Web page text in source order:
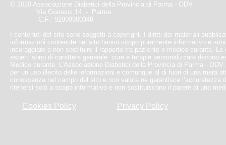
© 2020 Associazione Diabetici della Provincia di Parma - ODV
Via Gramsci,14 - Parma
C.F.: 92009900348
I contenuti del sito sono soggetti a copyright. I diritti dei materiali
informazioni contenute nel sito hanno scopo puramente informativo e
incoraggiare e non sostituire il rapporto tra paziente e medico curante.
esperti sono di carattere generale: cure e terapie personalizzate devono
Medico curante. L'Associazione Diabetici della Provincia di Parma -
per un uso illecito delle informazioni e comunque al di fuori di una mera
conoscenza nel campo del sito e non valuta ne garantisce l’accuratezza
ritenersi solo a scopo informativo e non sostituiscono il parere di uno
Cookies Policy Privacy Policy